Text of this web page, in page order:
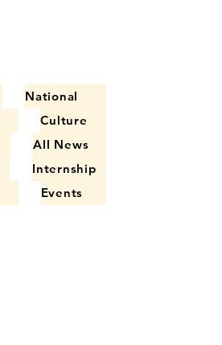
National
Culture
All News
Internship
Events